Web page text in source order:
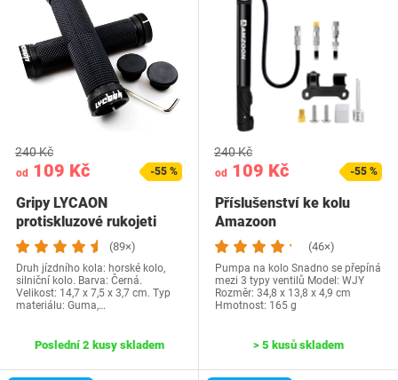
od 109 Kč
240 Kč
-55 %
Gripy LYCAON
protiskluzové rukojeti
řídítek, ergonomické…
(89×)
Druh jízdního kola: horské kolo,
silniční kolo. Barva: Černá.
Velikost: 14,7 x 7,5 x 3,7 cm. Typ
materiálu: Guma,…
Poslední 2 kusy skladem
od 109 Kč
240 Kč
-55 %
Příslušenství ke kolu
Amazoon
(46×)
Pumpa na kolo Snadno se přepíná
mezi 3 typy ventilů Model: WJY
Rozměr: 34,8 x 13,8 x 4,9 cm
Hmotnost: 165 g
> 5 kusů skladem